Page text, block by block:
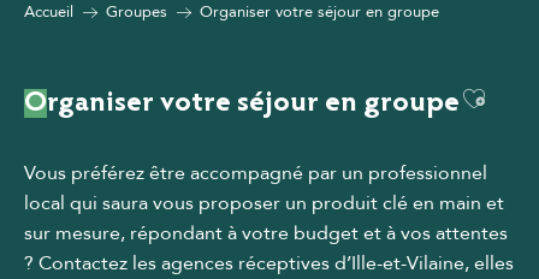
Accueil Groupes Organiser votre séjour en groupe
Organiser votre séjour en groupe
Vous préférez être accompagné par un professionnel
local qui saura vous proposer un produit clé en main et
sur mesure, répondant à votre budget et à vos attentes
? Contactez les agences réceptives d’Ille-et-Vilaine, elles